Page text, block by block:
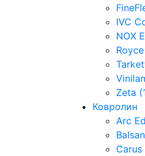
IVC
NOX
Zeta
Ковролин
Arc
Carus